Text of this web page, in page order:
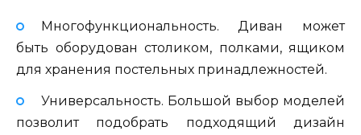
Многофункциональность. Диван может
быть оборудован столиком, полками, ящиком
для хранения постельных принадлежностей.
Универсальность. Большой выбор моделей
позволит подобрать подходящий дизайн